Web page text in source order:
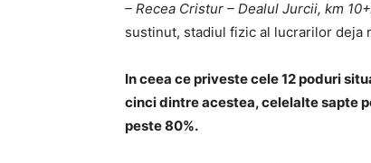
– Recea Cristur – Dealul Jurcii, km
sustinut, stadiul fizic al lucrarilor deja
In ceea ce priveste cele 12 poduri
cinci dintre acestea, celelalte sapte
peste 80%.